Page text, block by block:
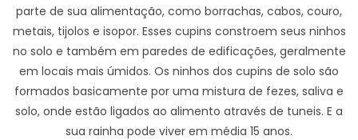
parte de sua alimentação, como borrachas, cabos, couro,
metais, tijolos e isopor. Esses cupins constroem seus ninhos
no solo e também em paredes de edificações, geralmente
em locais mais úmidos. Os ninhos dos cupins de solo são
formados basicamente por uma mistura de fezes, saliva e
solo, onde estão ligados ao alimento através de tuneis. E a
sua rainha pode viver em média 15 anos.